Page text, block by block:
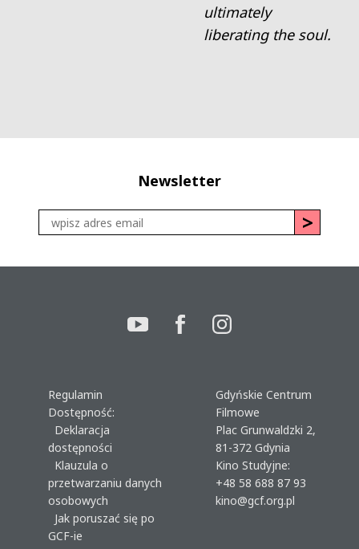
ultimately
liberating the soul.
Newsletter
Regulamin
Dostępność:
Deklaracja
dostępności
Klauzula o
przetwarzaniu danych
osobowych
Jak poruszać się po
GCF-ie
Gdyńskie Centrum
Filmowe
Plac Grunwaldzki 2,
81-372 Gdynia
Kino Studyjne:
+48 58 688 87 93
kino@gcf.org.pl